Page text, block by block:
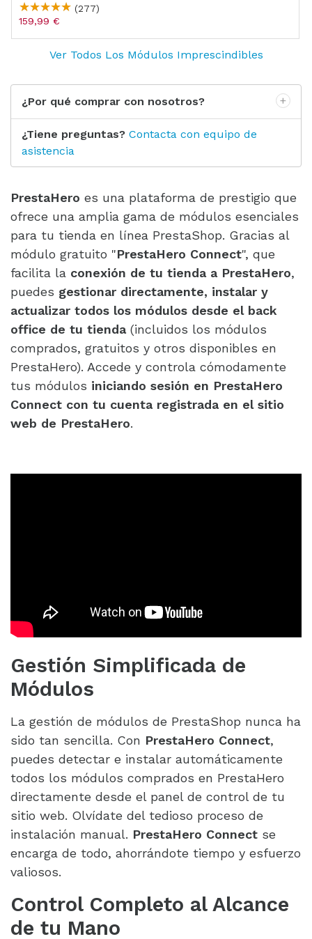
(277)
159,99 €
Ver Todos Los Módulos Imprescindibles
¿Por qué comprar con nosotros?
¿Tiene preguntas? Contacta con equipo de
asistencia
PrestaHero es una plataforma de prestigio que
ofrece una amplia gama de módulos esenciales
para tu tienda en línea PrestaShop. Gracias al
módulo gratuito "PrestaHero Connect", que
facilita la conexión de tu tienda a PrestaHero,
puedes gestionar directamente, instalar y
actualizar todos los módulos desde el back
office de tu tienda(incluidos los módulos
comprados, gratuitos y otros disponibles en
PrestaHero). Accede y controla cómodamente
tus módulos iniciando sesión en PrestaHero
Connect con tu cuenta registrada en el sitio
web de PrestaHero.
Gestión Simplificada de
Módulos
La gestión de módulos de PrestaShop nunca ha
sido tan sencilla. Con PrestaHero Connect,
puedes detectar e instalar automáticamente
todos los módulos comprados en PrestaHero
directamente desde el panel de control de tu
sitio web. Olvídate del tedioso proceso de
instalación manual. PrestaHero Connect se
encarga de todo, ahorrándote tiempo y esfuerzo
valiosos.
Control Completo al Alcance
de tu Mano